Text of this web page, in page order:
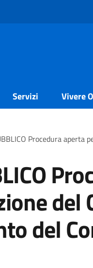
Servizi Vivere
Procedura aperta
del
del